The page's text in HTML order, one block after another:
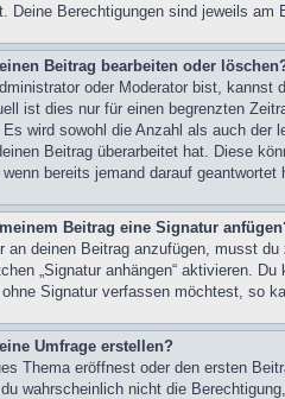
Deine Berechtigungen sind jeweils am
Beitrag bearbeiten oder
oder Moderator bist, kannst
ist dies nur für einen begrenzten
wird sowohl die Anzahl als auch der
Beitrag überarbeitet hat. Diese
bereits jemand darauf geantwortet
Beitrag eine Signatur
an deinen Beitrag anzufügen, musst
„Signatur anhängen“ aktivieren.
Signatur verfassen möchtest, so
Umfrage erstellen?
Thema eröffnest oder den ersten
wahrscheinlich nicht die